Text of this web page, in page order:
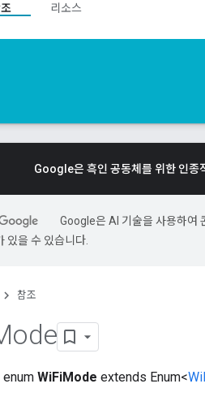
리소스
Google은 흑인 공동체를 위한 인종
Google은 AI 기술을 사용하여
있을 수 있습니다.
참조
WiFiMode extends Enum<